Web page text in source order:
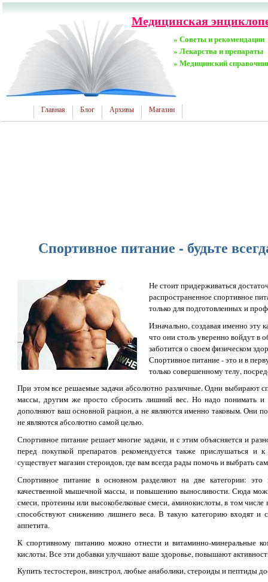
Медицинская
» Советы и рекомендации
» Лекарства и препараты
» Медицинский
Главная Блог Архивы Магазин
Спортивное питание - будьте
Не стоит придерживаться
распространенное спортивное
только для подготовленных и
Изначально, создавая именно эту
что они столь уверенно войдут в
заботится о своем физическом
Спортивное питание - это и в
только совершенному телу,
При этом все решаемые задачи абсолютно различные. Одни выбирают
массы, другим же просто сбросить лишний вес. Но надо понимать
дополняют ваш основной рацион, а не являются именно таковым. Они
не являются абсолютно самой целью.
Спортивное питание решает многие задачи, и с этим объясняется и
перед покупкой препаратов рекомендуется также прислушаться и
существует магазин стероидов, где вам всегда рады помочь и выбрать
Спортивное питание в основном разделяют на две категории:
качественной мышечной массы, и повышению выносливости. Сюда
смеси, протеины или высокобелковые смеси, аминокислоты, в том
способствуют снижению лишнего веса. В такую категорию входят и
аппетита.
К спортивному питанию можно отнести и витаминно-минеральные
кислоты. Все эти добавки улучшают ваше здоровье, повышают
Купить тестостерон, винстрол, любые анаболики, стероиды и пептиды